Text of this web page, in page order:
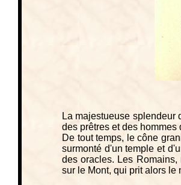
La majestueuse splendeur
des prêtres et des hommes
De tout temps, le cône
surmonté d'un temple et
des oracles. Les
sur le Mont, qui prit alors le